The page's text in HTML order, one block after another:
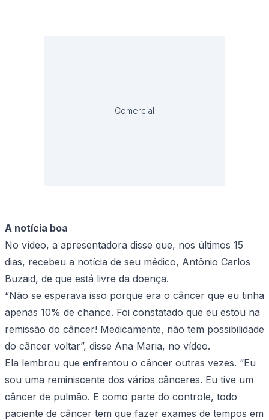
Comercial
A notícia boa
No vídeo, a apresentadora disse que, nos últimos 15
dias, recebeu a notícia de seu médico, Antônio Carlos
Buzaid, de que está livre da doença.
“Não se esperava isso porque era o câncer que eu tinha
apenas 10% de chance. Foi constatado que eu estou na
remissão do câncer! Medicamente, não tem possibilidade
do câncer voltar”, disse Ana Maria, no vídeo.
Ela lembrou que enfrentou o câncer outras vezes. “Eu
sou uma reminiscente dos vários cânceres. Eu tive um
câncer de pulmão. E como parte do controle, todo
paciente de câncer tem que fazer exames de tempos em